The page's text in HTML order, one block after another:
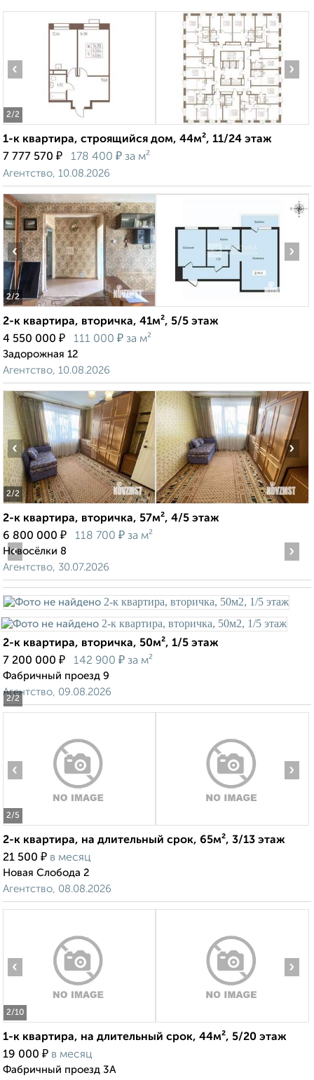
2/2
‹ ›
1-к квартира, строящийся дом, 44м², 11/24 этаж
7 777 570 ₽ 178 400 ₽ за м²
Агентство, 10.08.2026
2/2
‹ ›
2-к квартира, вторичка, 41м², 5/5 этаж
4 550 000 ₽ 111 000 ₽ за м²
Задорожная 12
Агентство, 10.08.2026
2/2
‹ ›
2-к квартира, вторичка, 57м², 4/5 этаж
6 800 000 ₽ 118 700 ₽ за м²
Новосёлки 8
Агентство, 30.07.2026
2/2
‹ ›
2-к квартира, вторичка, 50м², 1/5 этаж
7 200 000 ₽ 142 900 ₽ за м²
Фабричный проезд 9
Агентство, 09.08.2026
2/5
‹ ›
2-к квартира, на длительный срок, 65м², 3/13 этаж
21 500 ₽ в месяц
Новая Слобода 2
Агентство, 08.08.2026
2/10
‹ ›
1-к квартира, на длительный срок, 44м², 5/20 этаж
19 000 ₽ в месяц
Фабричный проезд 3А